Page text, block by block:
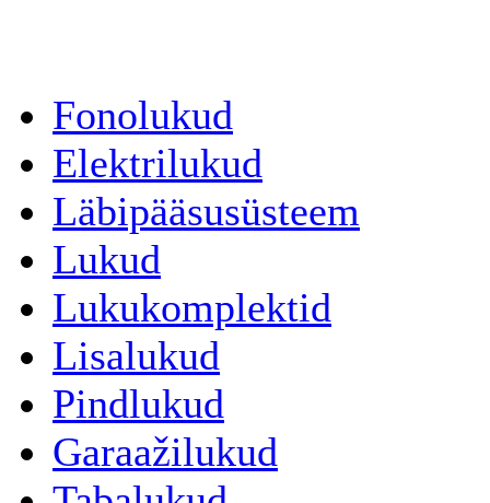
Fonolukud
Elektrilukud
Läbipääsusüsteem
Lukud
Lukukomplektid
Lisalukud
Pindlukud
Garaažilukud